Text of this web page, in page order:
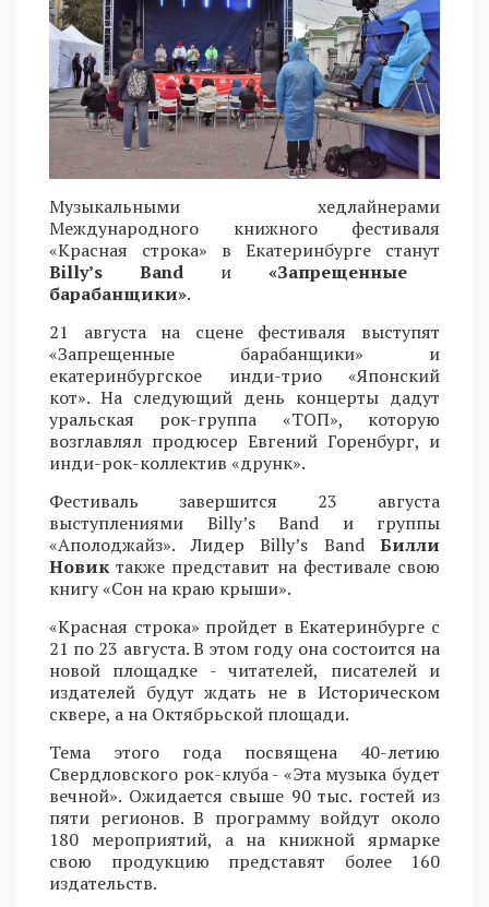
Музыкальными хедлайнерами
Международного книжного фестиваля
«Красная строка» в Екатеринбурге станут
Billy’s Band и «Запрещенные
барабанщики».
21 августа на сцене фестиваля выступят
«Запрещенные барабанщики» и
екатеринбургское инди-трио «Японский
кот». На следующий день концерты дадут
уральская рок-группа «ТОП», которую
возглавлял продюсер Евгений Горенбург, и
инди-рок-коллектив «друнк».
Фестиваль завершится 23 августа
выступлениями Billy’s Band и группы
«Аполоджайз». Лидер Billy’s Band Билли
Новик также представит на фестивале свою
книгу «Сон на краю крыши».
«Красная строка» пройдет в Екатеринбурге с
21 по 23 августа. В этом году она состоится на
новой площадке - читателей, писателей и
издателей будут ждать не в Историческом
сквере, а на Октябрьской площади.
Тема этого года посвящена 40-летию
Свердловского рок-клуба - «Эта музыка будет
вечной». Ожидается свыше 90 тыс. гостей из
пяти регионов. В программу войдут около
180 мероприятий, а на книжной ярмарке
свою продукцию представят более 160
издательств.